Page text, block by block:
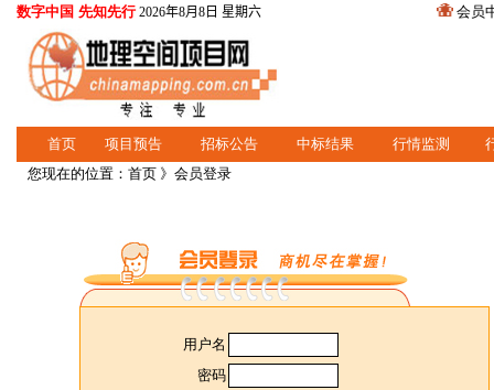
数字中国 先知先行 2026年8月8日 星期六 会员
首页 项目预告 招标公告 中标结果 行情监测
您现在的位置： 首页 》会员登录
用户名
密码